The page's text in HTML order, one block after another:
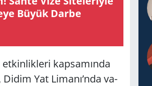
Büyük Darbe
et­kin­lik­le­ri kap­sa­mın­da
Yat Li­ma­nı’nda va­